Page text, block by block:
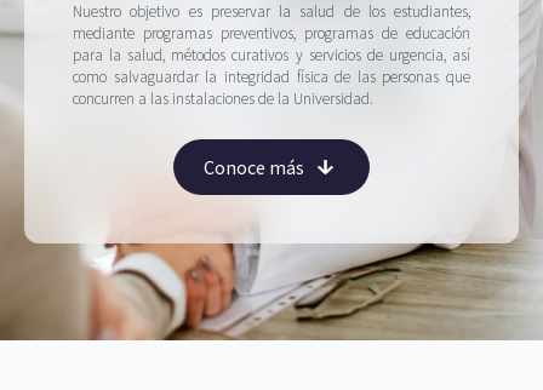
Nuestro objetivo es preservar la salud de los estudiantes,
mediante programas preventivos, programas de educación
para la salud, métodos curativos y servicios de urgencia, así
como salvaguardar la integridad física de las personas que
concurren a las instalaciones de la Universidad.
Conoce más